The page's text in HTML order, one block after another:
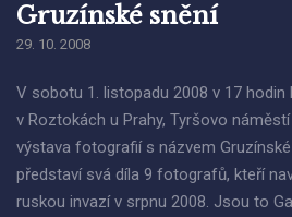
Gruzínské snění
29. 10. 2008
V sobotu 1. listopadu 2008 v 17 hodin
v Roztokách u Prahy, Tyršovo
výstava fotografií s názvem
představí svá díla 9 fotografů, kteří
ruskou invazí v srpnu 2008. Jsou to